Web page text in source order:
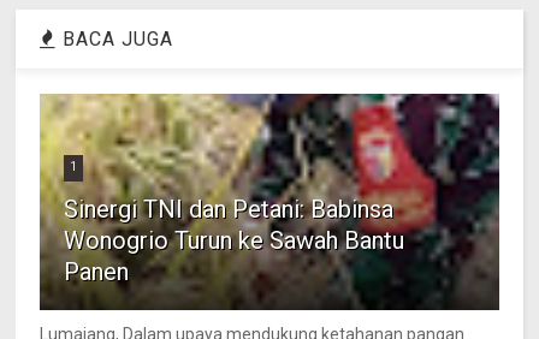
BACA JUGA
1
Sinergi TNI dan Petani: Babinsa
Wonogrio Turun ke Sawah Bantu
Panen
Lumajang, Dalam upaya mendukung ketahanan pangan